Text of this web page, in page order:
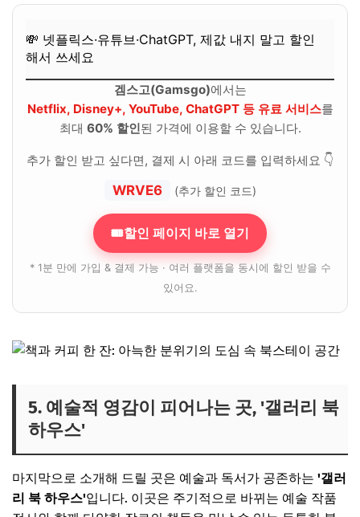
💸 넷플릭스·유튜브·ChatGPT, 제값 내지 말고 할인
해서 쓰세요
겜스고(Gamsgo)에서는
Netflix, Disney+, YouTube, ChatGPT 등 유료 서비스를
최대 60% 할인된 가격에 이용할 수 있습니다.
추가 할인 받고 싶다면, 결제 시 아래 코드를 입력하세요 👇
WRVE6 (추가 할인 코드)
🎟할인 페이지 바로 열기
* 1분 만에 가입 & 결제 가능 · 여러 플랫폼을 동시에 할인 받을 수
있어요.
5. 예술적 영감이 피어나는 곳, '갤러리 북
하우스'
마지막으로 소개해 드릴 곳은 예술과 독서가 공존하는 '갤러
리 북 하우스'입니다. 이곳은 주기적으로 바뀌는 예술 작품